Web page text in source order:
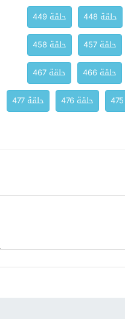
حلقة 448
حلقة 449
حلقة 457
حلقة 458
حلقة 466
حلقة 467
حلقة 476
حلقة 477